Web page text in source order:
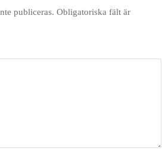
publiceras. Obligatoriska fält är